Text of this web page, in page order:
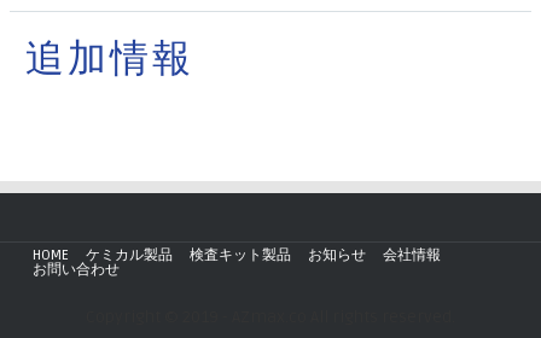
追加情報
HOME ケミカル製品 検査キット製品 お知らせ
会社情報
お問い合わせ